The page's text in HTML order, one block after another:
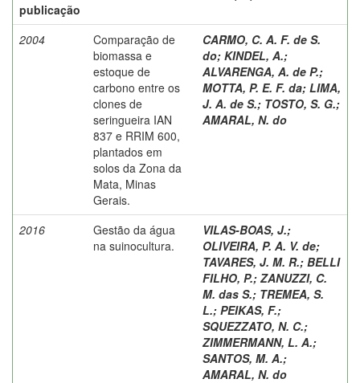
publicação
2004
Comparação de
biomassa e
estoque de
carbono entre os
clones de
seringueira IAN
837 e RRIM 600,
plantados em
solos da Zona da
Mata, Minas
Gerais.
CARMO, C. A. F. de S.
do; KINDEL, A.;
ALVARENGA, A. de P.;
MOTTA, P. E. F. da; LIMA,
J. A. de S.; TOSTO, S. G.;
AMARAL, N. do
2016
Gestão da água
na suinocultura.
VILAS-BOAS, J.;
OLIVEIRA, P. A. V. de;
TAVARES, J. M. R.; BELLI
FILHO, P.; ZANUZZI, C.
M. das S.; TREMEA, S.
L.; PEIKAS, F.;
SQUEZZATO, N. C.;
ZIMMERMANN, L. A.;
SANTOS, M. A.;
AMARAL, N. do